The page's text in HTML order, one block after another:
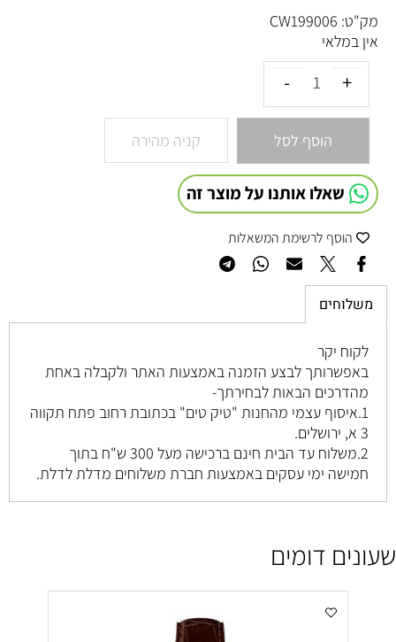
מק"ט: CW199006
אין במלאי
הוסף לסל קניה מהירה
שאלו אותנו על מוצר זה
הוסף לרשימת המשאלות
משלוחים
לקוח יקר
באפשרותך לבצע הזמנה באמצעות האתר ולקבלה באחת
מהדרכים הבאות לבחירתך-
1.איסוף עצמי מהחנות "טיק טים" בכתובת רחוב
פתח תקווה
3 א, ירושלים
.
2.משלוח עד הבית חינם ברכישה מעל 300 ש"ח בתוך
חמישה ימי עסקים באמצעות חברת משלוחים מדלת לדלת.
שעונים דומים